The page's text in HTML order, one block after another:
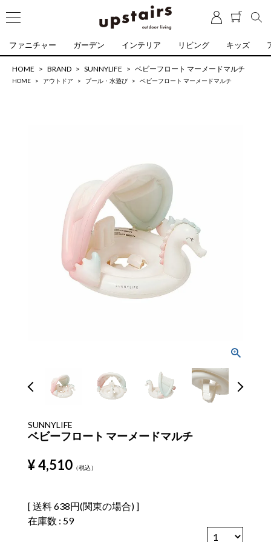
ファニチャー ガーデン インテリア リビング キッズ
HOME BRAND SUNNYLIFE ベビーフロート マーメードマルチ
HOME アウトドア プール・水遊び ベビーフロート マーメードマルチ
SUNNYLIFE
ベビーフロート マーメードマルチ
¥4,510 税込
送料638円(関東の場合)
在庫数
59